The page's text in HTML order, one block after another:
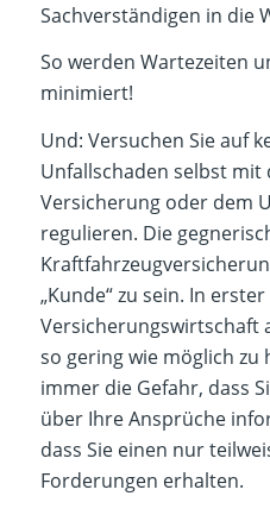
Sachverständigen in die
So werden Wartezeiten
minimiert!
Und: Versuchen Sie auf
Unfallschaden selbst mit
Versicherung oder dem
regulieren. Die
„Kunde“ zu sein. In
Versicherungswirtschaft
so gering wie möglich
immer die Gefahr, dass
über Ihre Ansprüche
dass Sie einen nur
Forderungen erhalten.